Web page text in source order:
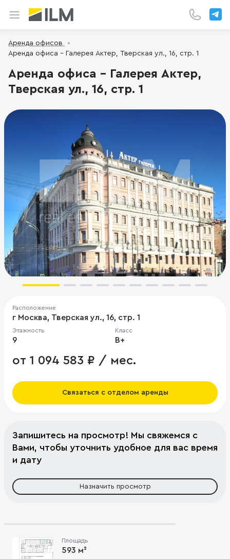
Аренда офисов
Аренда офиса - Галерея Актер, Тверская ул., 16, стр. 1
Аренда офиса - Галерея Актер,
Тверская ул., 16, стр. 1
Расположение
г Москва, Тверская ул., 16, стр. 1
Этажность
9
Класс
B+
от 1 094 583 ₽ / мес.
Связаться с отделом аренды
Запишитесь на просмотр! Мы свяжемся с
Вами, чтобы уточнить удобное для вас время
и дату
Назначить просмотр
Площадь
593 м²